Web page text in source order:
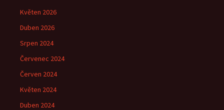
Květen 2026
Duben 2026
Srpen 2024
Červenec 2024
Červen 2024
Květen 2024
Duben 2024